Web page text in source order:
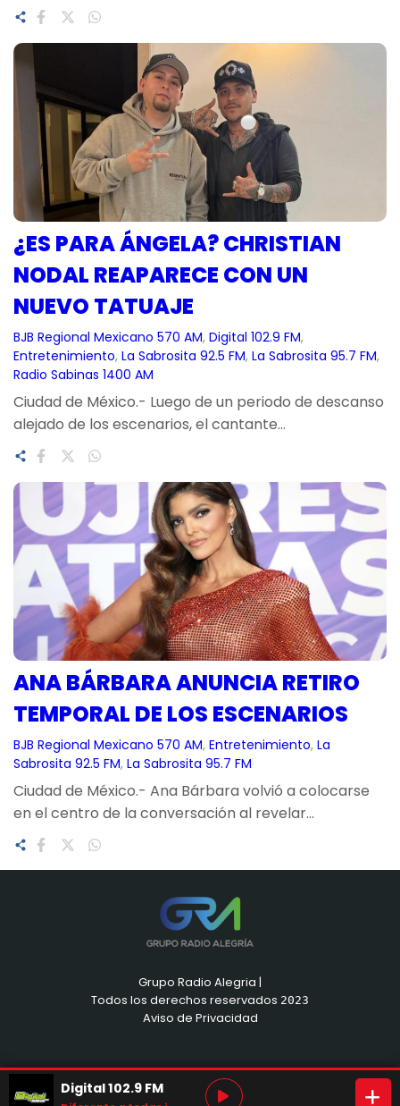
¿ES PARA ÁNGELA? CHRISTIAN
NODAL REAPARECE CON UN
NUEVO TATUAJE
BJB Regional Mexicano 570 AM, Digital 102.9 FM
Entretenimiento, La Sabrosita 92.5 FM, La Sabrosita 95.7 FM
Radio Sabinas 1400 AM
Ciudad de México.- Luego de un periodo de descanso
alejado de los escenarios, el cantante…
ANA BÁRBARA ANUNCIA RETIRO
TEMPORAL DE LOS ESCENARIOS
BJB Regional Mexicano 570 AM, Entretenimiento, La
Sabrosita 92.5 FM, La Sabrosita 95.7 FM
Ciudad de México.- Ana Bárbara volvió a colocarse
en el centro de la conversación al revelar…
Grupo Radio Alegria |
Todos los derechos reservados 2023
Aviso de Privacidad
Digital 102.9 FM